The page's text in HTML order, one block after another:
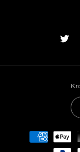
Metody
płatności